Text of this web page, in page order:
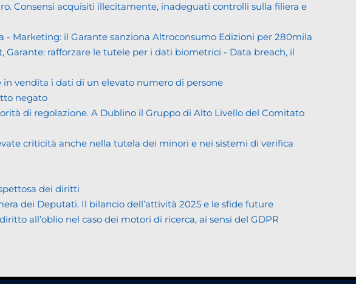
Consensi acquisiti illecitamente, inadeguati controlli sulla filiera e
- Marketing: il Garante sanziona Altroconsumo Edizioni per 280mila
rafforzare le tutele per i dati biometrici - Data breach, il
in vendita i dati di un elevato numero di persone
negato
di regolazione. A Dublino il Gruppo di Alto Livello del Comitato
criticità anche nella tutela dei minori e nei sistemi di verifica
dei diritti
dei Deputati. Il bilancio dell’attività 2025 e le sfide future
all’oblio nel caso dei motori di ricerca, ai sensi del GDPR